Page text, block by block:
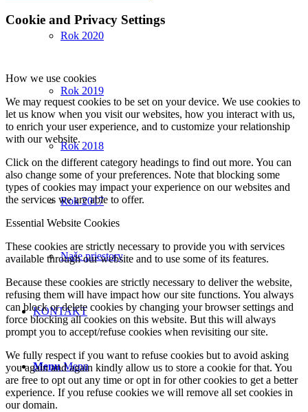
Rok 2020
Rok 2019
Rok 2018
Rok 2017
Naše priestory
KONTAKT
Menu Menu
Cookie and Privacy Settings
How we use cookies
We may request cookies to be set on your device. We use cookies to
let us know when you visit our websites, how you interact with us,
to enrich your user experience, and to customize your relationship
with our website.
Click on the different category headings to find out more. You can
also change some of your preferences. Note that blocking some
types of cookies may impact your experience on our websites and
the services we are able to offer.
Essential Website Cookies
These cookies are strictly necessary to provide you with services
available through our website and to use some of its features.
Because these cookies are strictly necessary to deliver the website,
refusing them will have impact how our site functions. You always
can block or delete cookies by changing your browser settings and
force blocking all cookies on this website. But this will always
prompt you to accept/refuse cookies when revisiting our site.
We fully respect if you want to refuse cookies but to avoid asking
you again and again kindly allow us to store a cookie for that. You
are free to opt out any time or opt in for other cookies to get a better
experience. If you refuse cookies we will remove all set cookies in
our domain.